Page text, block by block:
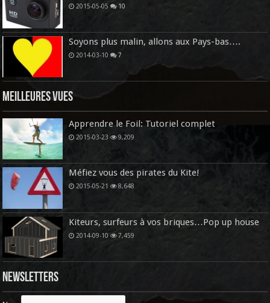
2015-05-05 10
Soyons plus malin, allons aux Pays-bas….
2014-03-10 7
Meilleures vues
Apprendre le Foil: Tutoriel complet
2015-03-23 9,209
Méfiez vous des pirates du Kite!
2015-05-21 8,648
Kiteurs, surfeurs à vos briques…Pop up house
2014-09-10 7,459
Newsletters